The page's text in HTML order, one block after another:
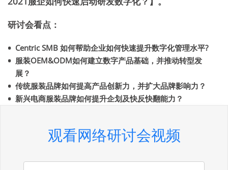
研讨会看点：
Centric SMB 如何帮助企业如何快速提升数字化管理水平?
服装OEM&ODM如何建立数字产品基础，并推动转型发
展？
传统服装品牌如何提高产品创新力，并扩大品牌影响力？
新兴电商服装品牌如何提升企划及快反快翻能力？
观看网络研讨会视频